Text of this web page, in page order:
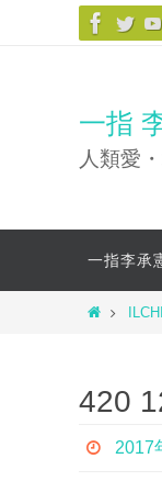
キ
プ
一指
人類愛
テ
一指李承
ホ
420
2017